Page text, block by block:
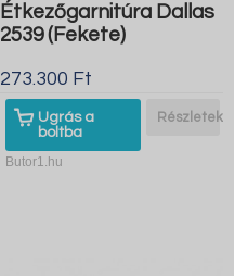
Étkezőgarnitúra Dallas
2539 (Fekete)
273.300 Ft
Ugrás a
boltba
Részletek
Butor1.hu